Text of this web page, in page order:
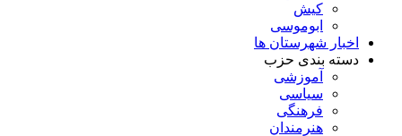
کیش
ابوموسی
اخبار شهرستان ها
دسته بندی حزب
آموزشی
سیاسی
فرهنگی
هنرمندان